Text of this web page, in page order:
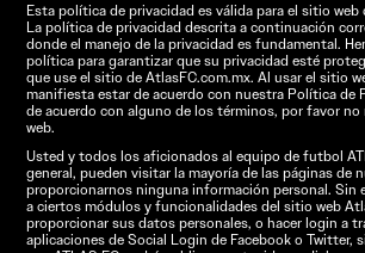
Esta política de privacidad es válida para el sitio web
La política de privacidad descrita a continuación
donde el manejo de la privacidad es fundamental.
política para garantizar que su privacidad esté
que use el sitio de AtlasFC.com.mx. Al usar el sitio
manifiesta estar de acuerdo con nuestra Política de
de acuerdo con alguno de los términos, por favor no
web.
Usted y todos los aficionados al equipo de futbol
general, pueden visitar la mayoría de las páginas de
proporcionarnos ninguna información personal. Sin
a ciertos módulos y funcionalidades del sitio web
proporcionar sus datos personales, o hacer login a
aplicaciones de Social Login de Facebook o Twitter,